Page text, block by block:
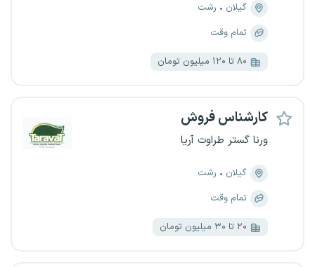
گیلان
رشت
تمام وقت
۸۰ تا ۱۲۰ میلیون تومان
کارشناس فروش
ورنا گستر طراوت آریا
گیلان
رشت
تمام وقت
۲۰ تا ۳۰ میلیون تومان